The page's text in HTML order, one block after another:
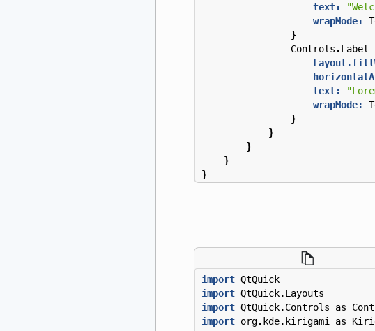
text:
wrapMode:
}
Controls .Label
text:
wrapMode:
}
}
}
}
}
import QtQuick
import QtQuick.Layouts
import QtQuick.Controls as
import org. kde. kirigami as